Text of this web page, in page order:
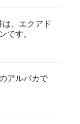
、エクアド
です。
アルパカで